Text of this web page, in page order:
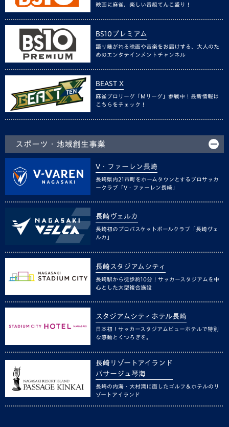
映画に麻雀、楽しい番組てんこ盛り！
BS10プレミアム
語り継がれる映画や音楽をお届けする、大人のた
めのエンタテインメントチャンネル
BEAST X
麻雀プロリーグ「Mリーグ」参戦中！最新情報は
こちらをチェック！
スポーツ・地域創生事業
V・ファーレン長崎
長崎県内21市町をホームタウンとするプロサッカ
ークラブ「V・ファーレン長崎」
長崎ヴェルカ
長崎初のプロバスケットボールクラブ「長崎ヴェ
ルカ」
長崎スタジアムシティ
長崎駅から徒歩約10分！サッカースタジアムを中
心とした大型複合施設
スタジアムシティホテル長崎
日本初！サッカースタジアムビューホテルで特別
な感動とくつろぎを。
長崎リゾートアイランド
パサージュ琴海
長崎の内海・大村湾に面したゴルフ＆ホテルのリ
ゾートアイランド